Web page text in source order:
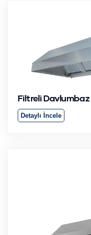
Filtreli Davlumbaz
Detaylı İncele